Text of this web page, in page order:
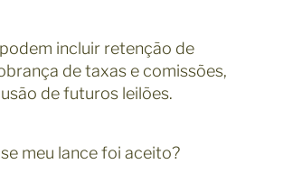
incluir retenção de
de taxas e comissões,
de futuros leilões.
meu lance foi aceito?